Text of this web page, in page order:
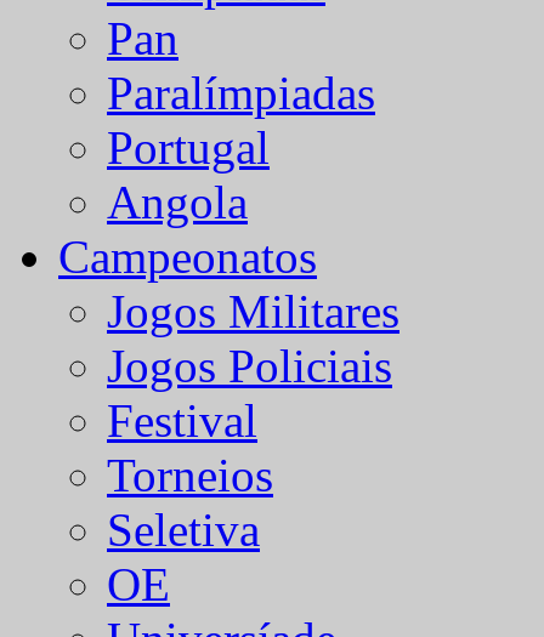
Pan
Paralímpiadas
Portugal
Angola
Campeonatos
Jogos Militares
Jogos Policiais
Festival
Torneios
Seletiva
OE